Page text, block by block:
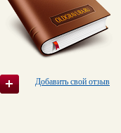
Добавить свой отзыв